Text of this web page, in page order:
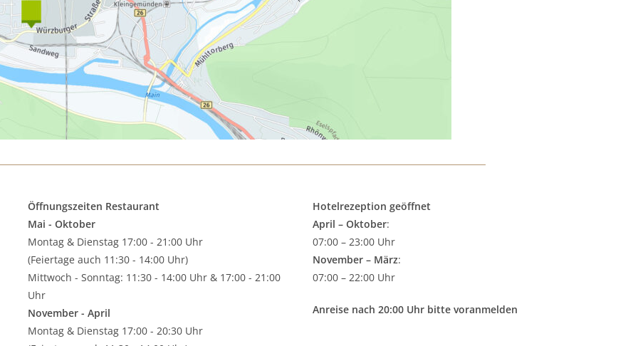
Öffnungszeiten Restaurant
Mai - Oktober
Montag & Dienstag 17:00 - 21:00 Uhr
(Feiertage auch 11:30 - 14:00 Uhr)
Mittwoch - Sonntag: 11:30 - 14:00 Uhr & 17:00 - 21:00
Uhr
November - April
Montag & Dienstag 17:00 - 20:30 Uhr
Hotelrezeption geöffnet
April – Oktober:
07:00 – 23:00 Uhr
November – März:
07:00 – 22:00 Uhr
Anreise nach 20:00 Uhr bitte voranmelden